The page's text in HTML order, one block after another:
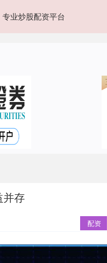
专业炒股配资平台
存
配资